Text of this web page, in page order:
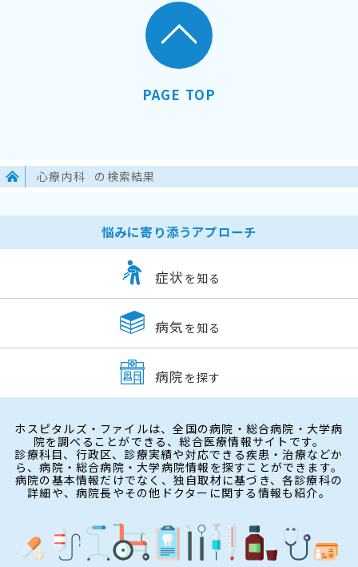
PAGE TOP
心療内科 の検索結果
悩みに寄り添うアプローチ
症状 を知る
病気 を知る
病院 を探す
ホスピタルズ・ファイルは、全国の病院・総合病院・大学病
院を調べることができる、総合医療情報サイトです。
診療科目、行政区、診療実績や対応できる疾患・治療などか
ら、病院・総合病院・大学病院情報を探すことができます。
病院の基本情報だけでなく、独自取材に基づき、各診療科の
詳細や、病院長やその他ドクターに関する情報も紹介。